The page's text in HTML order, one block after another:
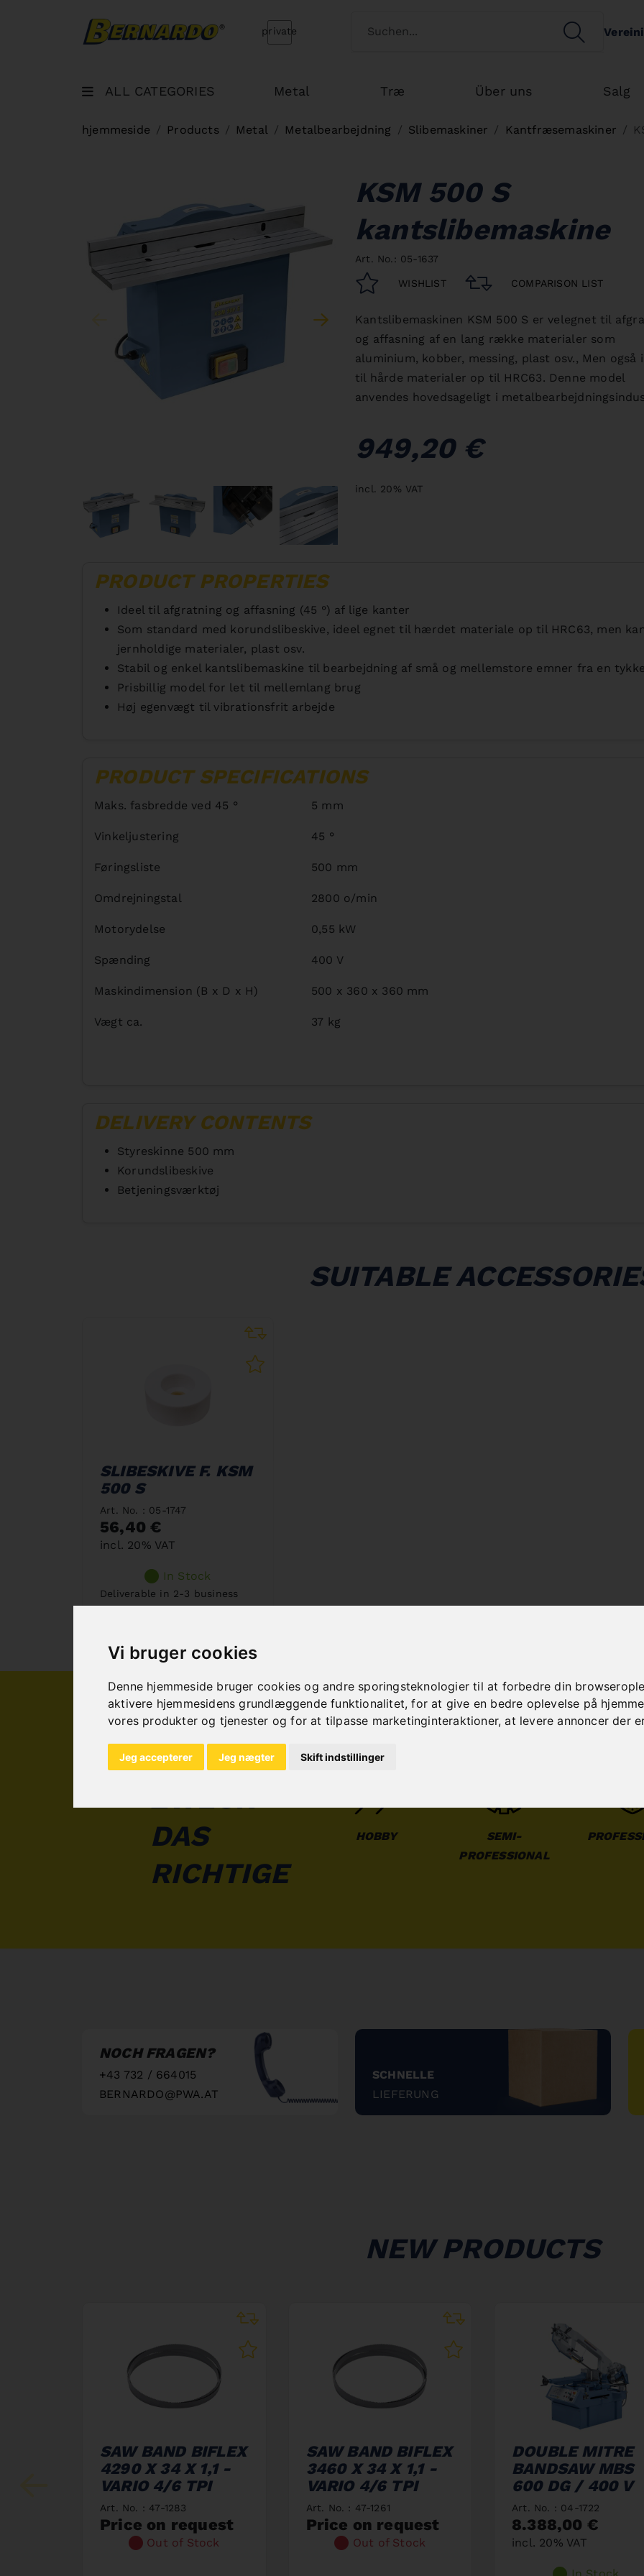
Vi bruger cookies
Denne hjemmeside bruger cookies og andre sporingsteknologier til at forbedre din
aktivere hjemmesidens grundlæggende funktionalitet,for at give en bedre oplevelse på
vores produkter og tjenester og for at tilpasse marketinginteraktioner,at levere annoncer der
Jeg accepterer Jeg nægter Skift indstillinger
Bernardo Home Switch customertype
private SEARCH
ALL CATEGORIES Metal Træ Über uns Salg
hjemmeside Products Metal Metalbearbejdning Slibemaskiner Kantfræsemaskiner
KSM 500 S
kantslibemaskine
Art. No.: 05-1637
WISHLIST COMPARISON LIST
Kantslibemaskinen KSM 500 S er velegnet til
og affasning af en lang række materialer som
aluminium, kobber, messing, plast osv., Men også
til hårde materialer op til HRC63. Denne model
anvendes hovedsageligt i
949,20 €
incl. 20% VAT
PRODUCT PROPERTIES
Ideel til afgratning og affasning (45 °) af lige kanter
Som standard med korundslibeskive, ideel egnet til hærdet materiale op til HRC63, men
jernholdige materialer, plast osv.
Stabil og enkel kantslibemaskine til bearbejdning af små og mellemstore emner fra en
Prisbillig model for let til mellemlang brug
Høj egenvægt til vibrationsfrit arbejde
PRODUCT SPECIFICATIONS
Maks. fasbredde ved 45 ° 5 mm
Vinkeljustering 45 °
Føringsliste 500 mm
Omdrejningstal 2800 o/min
Motorydelse 0,55 kW
Spænding 400 V
Maskindimension (B x D x H) 500 x 360 x 360 mm
Vægt ca. 37 kg
DELIVERY CONTENTS
Styreskinne 500 mm
Korundslibeskive
Betjeningsværktøj
SUITABLE
SLIBESKIVE F. KSM
500 S
Art. No. : 05-1747
56,40 €
incl. 20% VAT
In Stock
Deliverable in 2-3 business
FÜR
JEDEN
ZWECK
DAS
RICHTIGE
HOBBY
SEMI-
PROFESSIONAL
NOCH FRAGEN?
+43 732 / 664015
BERNARDO@PWA.AT
SCHNELLE
LIEFERUNG
"
NEW PRODUCTS
SAW BAND BIFLEX
4290 X 34 X 1,1 -
VARIO 4/6 TPI
Art. No. : 47-1283
Price on request
Out of Stock
SAW BAND BIFLEX
3460 X 34 X 1,1 -
VARIO 4/6 TPI
Art. No. : 47-1261
Price on request
Out of Stock
DOUBLE MITRE
BANDSAW MBS
600 DG / 400 V
Art. No. : 04-1722
8.388,00 €
incl. 20% VAT